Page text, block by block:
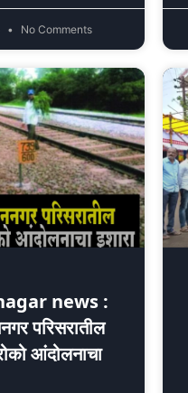
No Comments
news :
परिसरातील
आंदोलनाचा